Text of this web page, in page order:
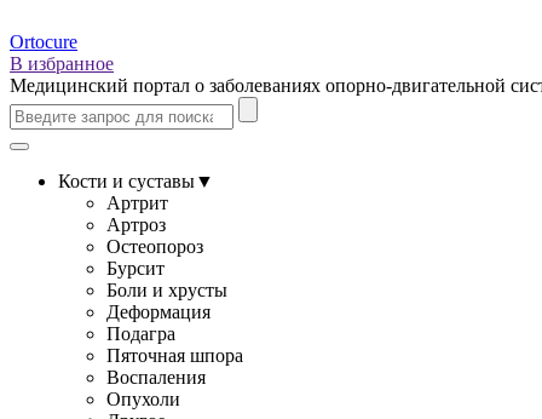
Ortocure
В избранное
Медицинский портал о заболеваниях опорно-двигательной
Кости и суставы▼
Артрит
Артроз
Остеопороз
Бурсит
Боли и хрусты
Деформация
Подагра
Пяточная шпора
Воспаления
Опухоли